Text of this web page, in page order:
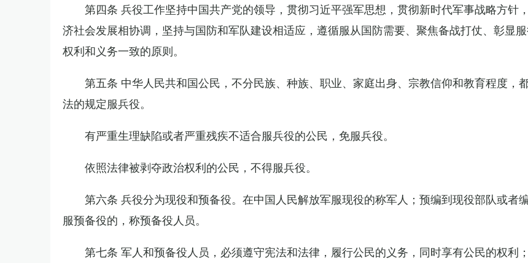
第四条 兵役工作坚持中国共产党的领导，贯彻习近平强军思想，贯彻新时代军事战略方针
济社会发展相协调，坚持与国防和军队建设相适应，遵循服从国防需要、聚焦备战打仗、彰显
权利和义务一致的原则。
第五条 中华人民共和国公民，不分民族、种族、职业、家庭出身、宗教信仰和教育程度，
法的规定服兵役。
有严重生理缺陷或者严重残疾不适合服兵役的公民，免服兵役。
依照法律被剥夺政治权利的公民，不得服兵役。
第六条 兵役分为现役和预备役。在中国人民解放军服现役的称军人；预编到现役部队或者
服预备役的，称预备役人员。
第七条 军人和预备役人员，必须遵守宪法和法律，履行公民的义务，同时享有公民的权利